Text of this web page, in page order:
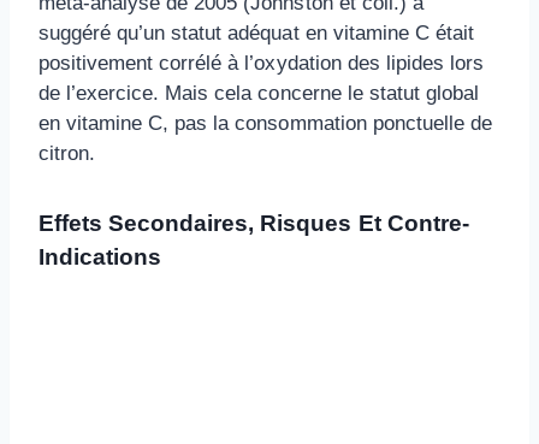
suggéré qu’un statut adéquat en vitamine C était
positivement corrélé à l’oxydation des lipides lors
de l’exercice. Mais cela concerne le statut global
en vitamine C, pas la consommation ponctuelle de
citron.
Effets Secondaires, Risques Et Contre-
Indications